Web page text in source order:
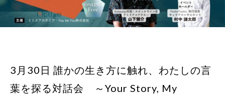
3月30日 誰かの生き方に触れ、わたしの言
葉を探る対話会 ～Your Story, My